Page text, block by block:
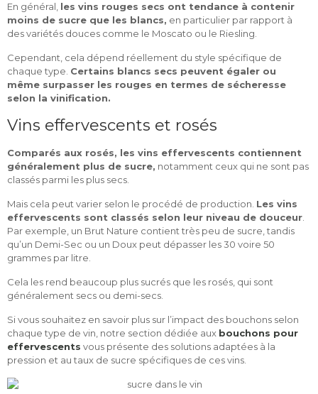
En général, les vins rouges secs ont tendance à contenir
moins de sucre que les blancs, en particulier par rapport à
des variétés douces comme le Moscato ou le Riesling.
Cependant, cela dépend réellement du style spécifique de
chaque type. Certains blancs secs peuvent égaler ou
même surpasser les rouges en termes de sécheresse
selon la vinification.
Vins effervescents et rosés
Comparés aux rosés, les vins effervescents contiennent
généralement plus de sucre, notamment ceux qui ne sont pas
classés parmi les plus secs.
Mais cela peut varier selon le procédé de production. Les vins
effervescents sont classés selon leur niveau de douceur
Par exemple, un Brut Nature contient très peu de sucre, tandis
qu’un Demi-Sec ou un Doux peut dépasser les 30 voire 50
grammes par litre.
Cela les rend beaucoup plus sucrés que les rosés, qui sont
généralement secs ou demi-secs.
Si vous souhaitez en savoir plus sur l’impact des bouchons selon
chaque type de vin, notre section dédiée aux bouchons pour
effervescents vous présente des solutions adaptées à la
pression et au taux de sucre spécifiques de ces vins.